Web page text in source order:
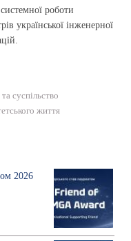
роботи
української інженерної
суспільство
життя
2026